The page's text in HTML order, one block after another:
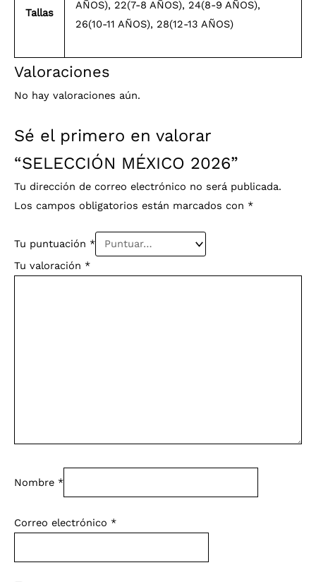
Tallas
AÑOS), 22(7-8 AÑOS), 24(8-9 AÑOS),
26(10-11 AÑOS), 28(12-13 AÑOS)
Valoraciones
No hay valoraciones aún.
Sé el primero en valorar
“SELECCIÓN MÉXICO 2026”
Tu dirección de correo electrónico no será publicada.
Los campos obligatorios están marcados con *
Tu puntuación *
Tu valoración *
Nombre *
Correo electrónico *